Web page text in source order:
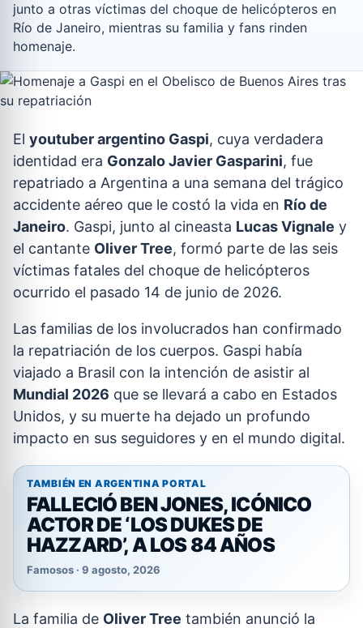
junto a otras víctimas del choque de helicópteros en
Río de Janeiro, mientras su familia y fans rinden
homenaje.
El youtuber argentino Gaspi, cuya verdadera
identidad era Gonzalo Javier Gasparini, fue
repatriado a Argentina a una semana del trágico
accidente aéreo que le costó la vida en Río de
Janeiro. Gaspi, junto al cineasta Lucas Vignale y
el cantante Oliver Tree, formó parte de las seis
víctimas fatales del choque de helicópteros
ocurrido el pasado 14 de junio de 2026.
Las familias de los involucrados han confirmado
la repatriación de los cuerpos. Gaspi había
viajado a Brasil con la intención de asistir al
Mundial 2026 que se llevará a cabo en Estados
Unidos, y su muerte ha dejado un profundo
impacto en sus seguidores y en el mundo digital.
TAMBIÉN EN ARGENTINA PORTAL
FALLECIÓ BEN JONES, ICÓNICO
ACTOR DE ‘LOS DUKES DE
HAZZARD’, A LOS 84 AÑOS
Famosos · 9 agosto, 2026
La familia de Oliver Tree también anunció la